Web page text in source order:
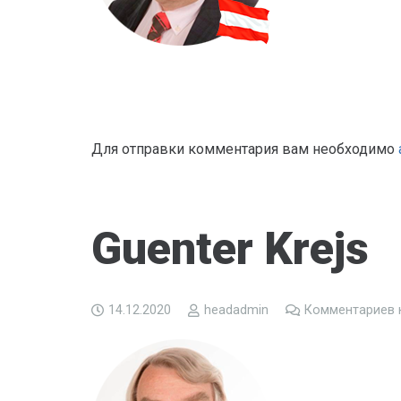
Для отправки комментария вам необходимо
Guenter Krejs
14.12.2020 headadmin Комментариев